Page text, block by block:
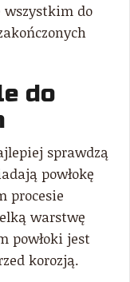
wszystkim do
do
sprawdzą
powłokę
procesie
warstwę
powłoki jest
korozją.